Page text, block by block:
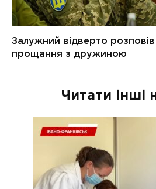
Читати інші